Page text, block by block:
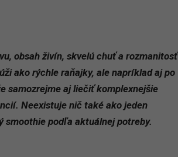
obsah živín, skvelú chuť a rozmanitosť
ako rýchle raňajky, ale napríklad aj po
samozrejme aj liečiť komplexnejšie
Neexistuje nič také ako jeden
smoothie podľa aktuálnej potreby.